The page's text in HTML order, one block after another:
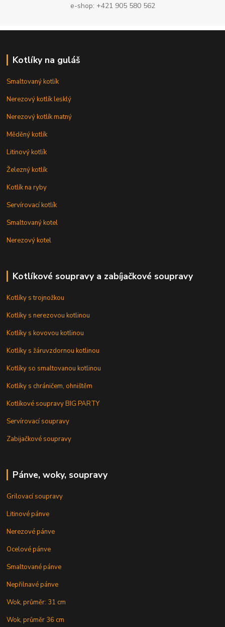
e-shop: +421 905 580 562
Kotlíky na guláš
Smaltovaný kotlík
Nerezový kotlík lesklý
Nerezový kotlík matný
Měděný kotlík
Litinový kotlík
Železný kotlík
Kotlík na ryby
Servírovací kotlík
Smaltovaný kotel
Nerezový kotel
Kotlíkové soupravy a zabíjačkové soupravy
Kotlíky s trojnožkou
Kotlíky s nerezovou kotlinou
Kotlíky s kovovou kotlinou
Kotlíky s žáruvzdornou kotlinou
Kotlíky so smaltovanou kotlinou
Kotlíky s chráničem, ohništěm
Kotlíkové soupravy BIG PARTY
Servírovací soupravy
Zabijačkové soupravy
Pánve, woky, soupravy
Grilovací soupravy
Litinové pánve
Nerezové pánve
Ocelové pánve
Smaltované pánve
Nepřilnavé pánve
Wok, průměr: 31 cm
Wok, průměr 36 cm